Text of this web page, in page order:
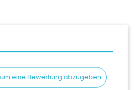
eine Bewertung abzugeben